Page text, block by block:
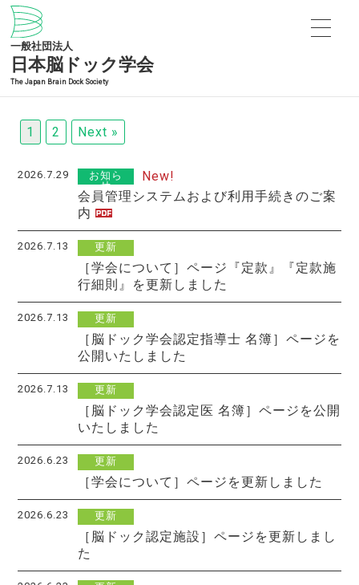
一般社団法人
日本脳ドック学会
The Japan Brain Dock Society
1 2 Next »
2026.7.29
お知ら
せ
New!
会員管理システムおよび利用手続きのご案
内
2026.7.13 更新
［学会について］ページ『定款』『定款施
行細則』を更新しました
2026.7.13 更新
［脳ドック学会認定指導士 名簿］ページを
公開いたしました
2026.7.13 更新
［脳ドック学会認定医 名簿］ページを公開
いたしました
2026.6.23 更新
［学会について］ページを更新しました
2026.6.23 更新
［脳ドック認定施設］ページを更新しまし
た